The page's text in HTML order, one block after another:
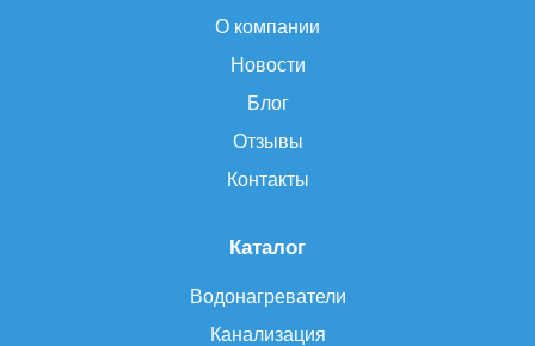
Каталог
Водонагреватели
Канализация
О компании
Новости
Блог
Отзывы
Контакты